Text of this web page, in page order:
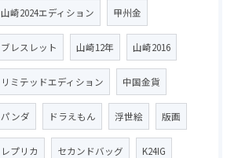
山崎2024エディション 甲州金
ブレスレット 山崎12年 山崎2016
リミテッドエディション 中国金貨
パンダ ドラえもん 浮世絵 版画
レプリカ セカンドバッグ K24IG